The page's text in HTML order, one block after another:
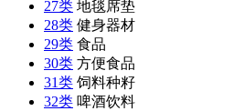
27类 地毯席垫
28类 健身器材
29类 食品
30类 方便食品
31类 饲料种籽
32类 啤酒饮料